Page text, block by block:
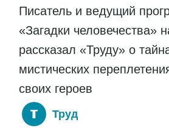
Писатель и ведущий
«Загадки человечества»
рассказал «Труду» о
мистических
своих героев
Труд